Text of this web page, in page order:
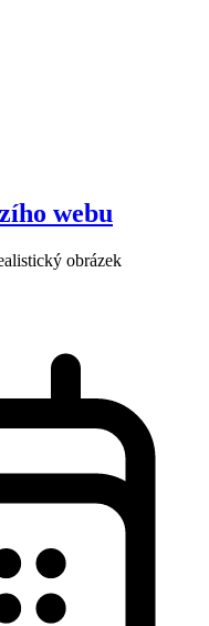
webu
obrázek